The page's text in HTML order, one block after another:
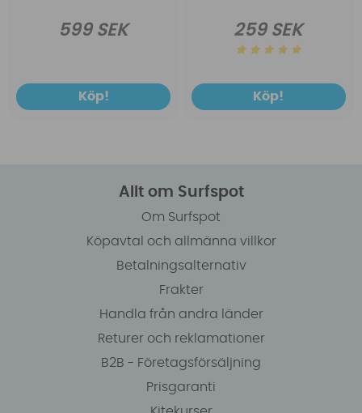
599 SEK
Köp!
259 SEK
Köp!
Allt om Surfspot
Om Surfspot
Köpavtal och allmänna villkor
Betalningsalternativ
Frakter
Handla från andra länder
Returer och reklamationer
B2B - Företagsförsäljning
Prisgaranti